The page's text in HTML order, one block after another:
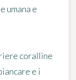
umana e
coralline
e i